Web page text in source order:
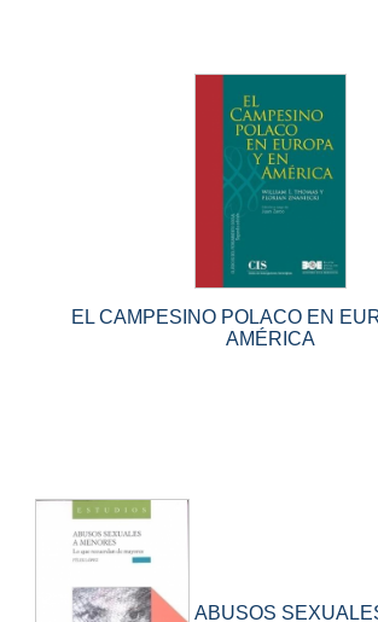
EL CAMPESINO POLACO EN
AMÉRICA
ABUSOS